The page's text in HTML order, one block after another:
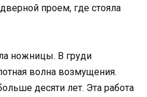
проем, где стояла
ножницы. В груди
волна возмущения.
десяти лет. Эта работа